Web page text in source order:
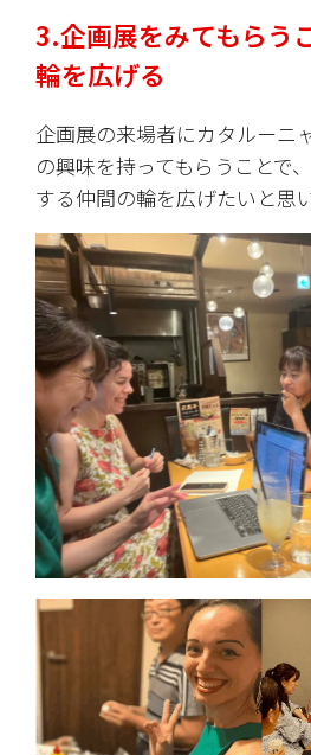
3.企画展をみてもらう
輪を広げる
企画展の来場者にカタルーニ
の興味を持ってもらうことで
する仲間の輪を広げたいと思い